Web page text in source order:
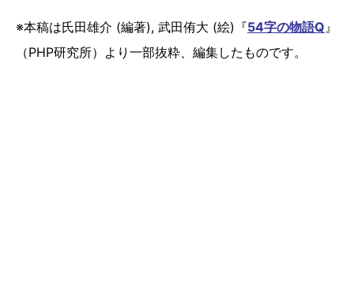
※本稿は氏田雄介 (編著), 武田侑大 (絵)『54字の物語Q 』
（PHP研究所）より一部抜粋、編集したものです。